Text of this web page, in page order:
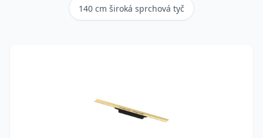
140 cm široká sprchová tyč